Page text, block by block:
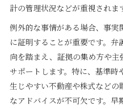
計の管理状況などが重視されま
例外的な事情がある場合、事実
に証明することが重要です。
向を踏まえ、証拠の集め方や
サポートします。特に、基準時
生じやすい不動産や株式などの
なアドバイスが不可欠です。早